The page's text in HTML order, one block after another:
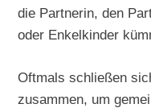
die Partnerin, den
oder Enkelkinder
Oftmals schließen
zusammen, um